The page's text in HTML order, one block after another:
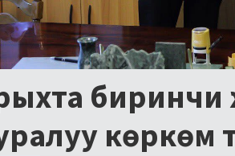
биринчи
көркөм